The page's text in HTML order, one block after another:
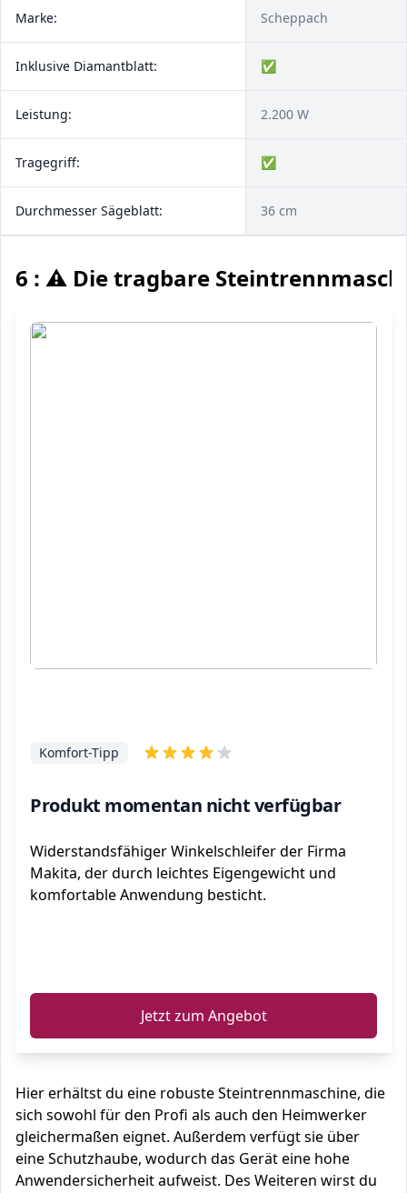
Marke: Scheppach
Inklusive Diamantblatt: ✅
Leistung: 2.200 W
Tragegriff: ✅
Durchmesser Sägeblatt: 36 cm
6 : ⚠️ Die tragbare
Produkt momentan nicht verfügbar
Komfort-Tipp
Widerstandsfähiger Winkelschleifer der Firma
Makita, der durch leichtes Eigengewicht und
komfortable Anwendung besticht.
Jetzt zum Angebot
Hier erhältst du eine robuste Steintrennmaschine, die
sich sowohl für den Profi als auch den Heimwerker
gleichermaßen eignet. Außerdem verfügt sie über
eine Schutzhaube, wodurch das Gerät eine hohe
Anwendersicherheit aufweist. Des Weiteren wirst du